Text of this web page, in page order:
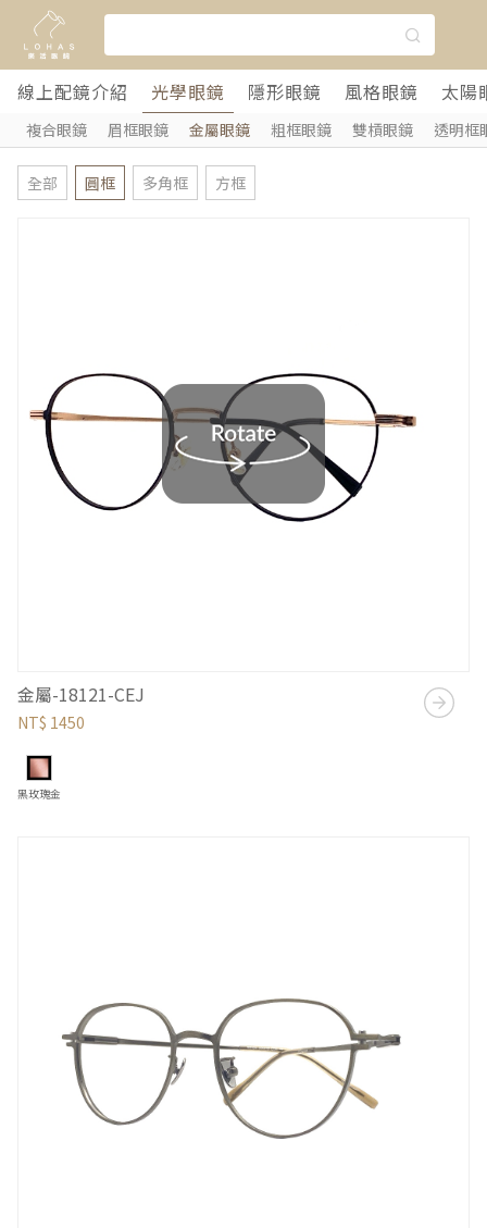
線上配鏡介紹 光學眼鏡 隱形眼鏡 風格眼鏡 太陽
複合眼鏡 眉框眼鏡 金屬眼鏡 粗框眼鏡 雙槓眼鏡 透明框
全部 圓框 多角框 方框
金屬-18121-CEJ
NT$ 1450
黑玫瑰金